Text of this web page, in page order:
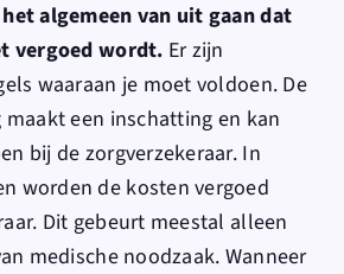
algemeen van uit gaan dat
vergoed wordt. Er zijn
waaraan je moet voldoen. De
een inschatting en kan
bij de zorgverzekeraar. In
worden de kosten vergoed
Dit gebeurt meestal alleen
medische noodzaak. Wanneer